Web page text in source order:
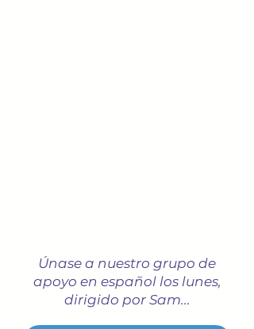
Únase a nuestro grupo de
apoyo en español los lunes,
dirigido por Sam...